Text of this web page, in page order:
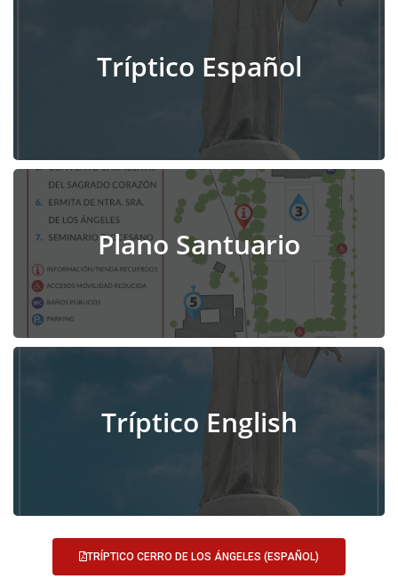
Tríptico Español
Plano Santuario
Tríptico English
TRÍPTICO CERRO DE LOS ÁNGELES (ESPAÑOL)